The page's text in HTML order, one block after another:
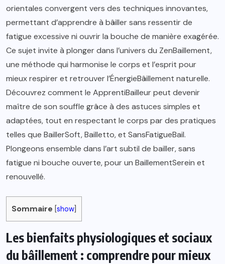
orientales convergent vers des techniques innovantes,
permettant d’apprendre à bâiller sans ressentir de
fatigue excessive ni ouvrir la bouche de manière exagérée.
Ce sujet invite à plonger dans l’univers du ZenBaillement,
une méthode qui harmonise le corps et l’esprit pour
mieux respirer et retrouver l’ÉnergieBâillement naturelle.
Découvrez comment le ApprentiBailleur peut devenir
maître de son souffle grâce à des astuces simples et
adaptées, tout en respectant le corps par des pratiques
telles que BaillerSoft, Bailletto, et SansFatigueBail.
Plongeons ensemble dans l’art subtil de bailler, sans
fatigue ni bouche ouverte, pour un BaillementSerein et
renouvellé.
Sommaire [show
Les bienfaits physiologiques et sociaux
du bâillement : comprendre pour mieux